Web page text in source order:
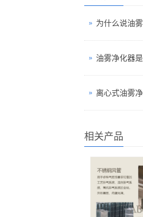
为什么说油
油雾净化器是
离心式油雾
相关产品